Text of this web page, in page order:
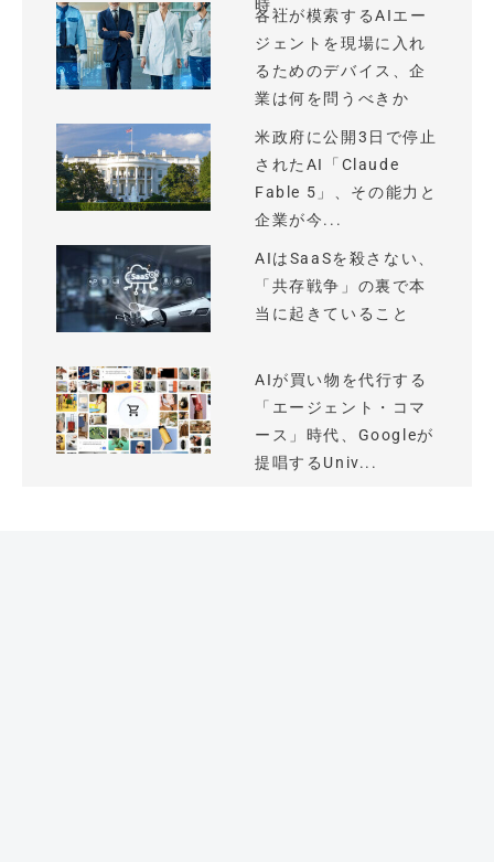
時...
各社が模索するAIエー
ジェントを現場に入れ
るためのデバイス、企
業は何を問うべきか
米政府に公開3日で停止
されたAI「Claude
Fable 5」、その能力と
企業が今...
AIはSaaSを殺さない、
「共存戦争」の裏で本
当に起きていること
AIが買い物を代行する
「エージェント・コマ
ース」時代、Googleが
提唱するUniv...